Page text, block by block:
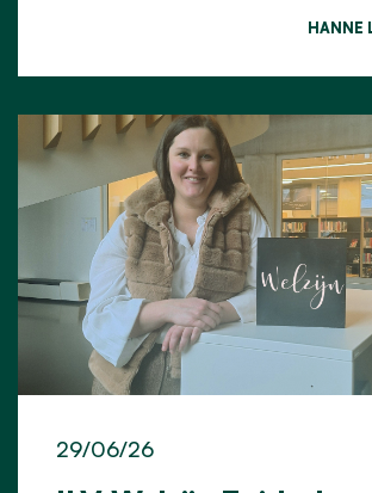
HANNE
29/06/26